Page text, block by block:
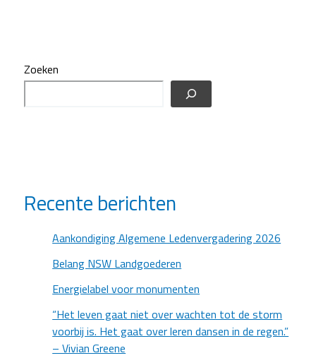
kunt
Zoeken
Recente berichten
Aankondiging Algemene Ledenvergadering 2026
Belang NSW Landgoederen
Energielabel voor monumenten
“Het leven gaat niet over wachten tot de storm
voorbij is. Het gaat over leren dansen in de regen.”
– Vivian Greene